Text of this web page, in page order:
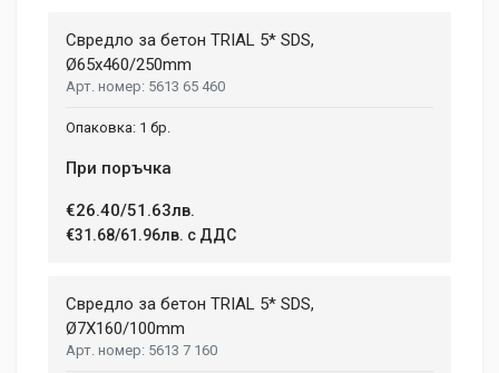
Свредло за бетон TRIAL 5* SDS,
Ø65х460/250mm
5613 65 460
1 бр.
При поръчка
€26.40/51.63лв.
€31.68/61.96лв. с ДДС
Свредло за бетон TRIAL 5* SDS,
Ø7X160/100mm
5613 7 160